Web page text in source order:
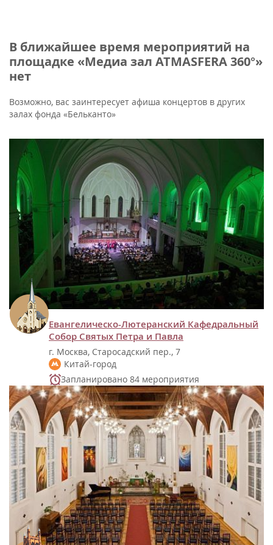
В ближайшее время мероприятий на
площадке «Медиа зал ATMASFERA 360°»
нет
Возможно, вас заинтересует афиша концертов в других
залах фонда «Бельканто»
Евангелическо-Лютеранский Кафедральный
Собор Святых Петра и Павла
г. Москва, Старосадский пер., 7
Китай-город
Запланировано 84 мероприятия